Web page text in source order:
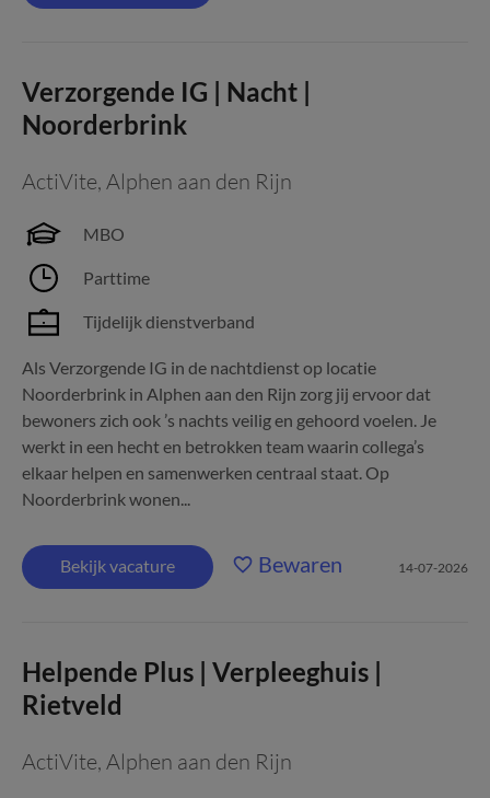
Verzorgende IG | Nacht |
Noorderbrink
ActiVite, Alphen aan den Rijn
MBO
Parttime
Tijdelijk dienstverband
Als Verzorgende IG in de nachtdienst op locatie
Noorderbrink in Alphen aan den Rijn zorg jij ervoor dat
bewoners zich ook ’s nachts veilig en gehoord voelen. Je
werkt in een hecht en betrokken team waarin collega’s
elkaar helpen en samenwerken centraal staat. Op
Noorderbrink wonen...
Bekijk vacature Bewaren 14-07-2026
Helpende Plus | Verpleeghuis |
Rietveld
ActiVite, Alphen aan den Rijn